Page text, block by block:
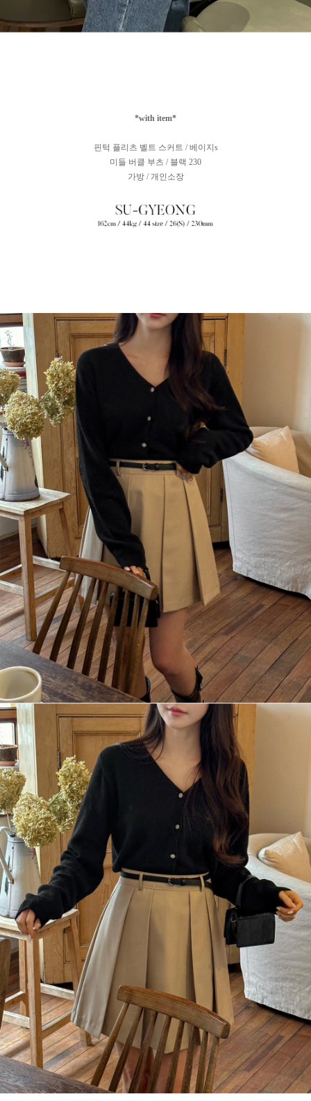
*with item*
핀턱 플리츠 벨트 스커트 / 베이지s
미들 버클 부츠 / 블랙 230
가방 / 개인소장